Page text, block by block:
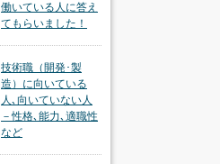
働いている人に答え
てもらいました！
技術職（開発･製
造）に向いている
人､向いていない人
－性格､能力､適職性
など